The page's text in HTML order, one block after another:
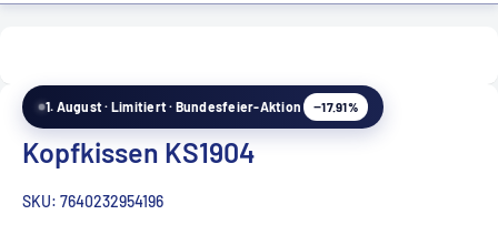
1. August · Limitiert · Bundesfeier-Aktion −17.91%
Kopfkissen KS1904
SKU: 7640232954196